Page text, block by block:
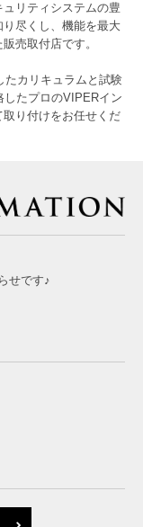
リティシステムの豊
尽くし、機能を最大
売取付店です。
たカリキュラムと試験
たプロのVIPERイン
り付けをお任せくだ
せです♪